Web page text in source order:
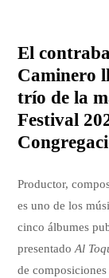
El
Caminero
trío de la
Festival
Productor,
es uno de los
cinco álbumes
presentadoAl
de